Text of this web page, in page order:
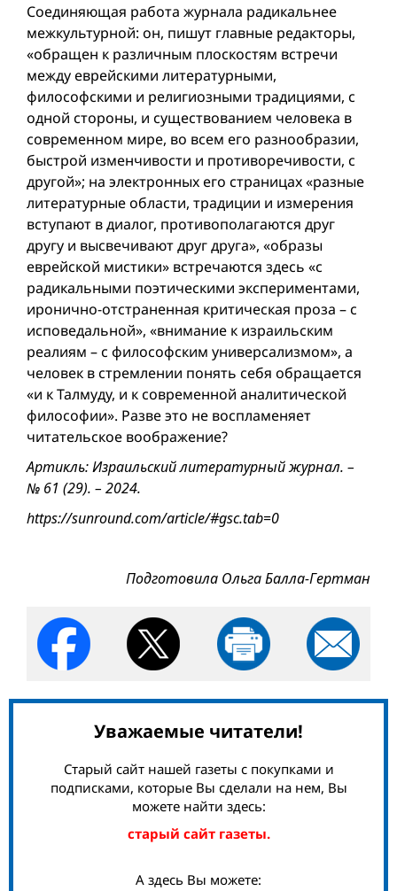
Соединяющая работа журнала радикальнее
межкультурной: он, пишут главные редакторы,
«обращен к различным плоскостям встречи
между еврейскими литературными,
философскими и религиозными традициями, с
одной стороны, и существованием человека в
современном мире, во всем его разнообразии,
быстрой изменчивости и противоречивости, с
другой»; на электронных его страницах «разные
литературные области, традиции и измерения
вступают в диалог, противополагаются друг
другу и высвечивают друг друга», «образы
еврейской мистики» встречаются здесь «с
радикальными поэтическими экспериментами,
иронично-отстраненная критическая проза – с
исповедальной», «внимание к израильским
реалиям – с философским универсализмом», а
человек в стремлении понять себя обращается
«и к Талмуду, и к современной аналитической
философии». Разве это не воспламеняет
читательское воображение?
Артикль: Израильский литературный журнал. –
№ 61 (29). – 2024.
https://sunround.com/article/#gsc.tab=0
Подготовила Ольга Балла-Гертман
Уважаемые читатели!
Старый сайт нашей газеты с покупками и
подписками, которые Вы сделали на нем, Вы
можете найти здесь:
старый сайт газеты.
А здесь Вы можете: